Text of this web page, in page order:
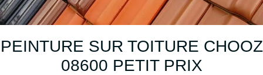
PEINTURE SUR TOITURE CHOOZ
08600 PETIT PRIX